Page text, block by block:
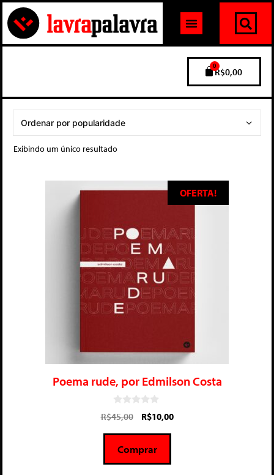
R$0,00
0
Exibindo um único resultado
OFERTA!
Poema rude, por Edmilson Costa
0
d
5
R$45,00 R$10,00
Comprar